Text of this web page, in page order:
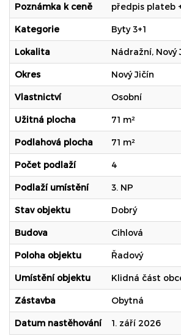
Poznámka k ceně předpis plateb
Kategorie Byty 3+1
Lokalita Nádražní, Nový
Okres Nový Jičín
Vlastnictví Osobní
Užitná plocha 71 m²
Podlahová plocha 71 m²
Počet podlaží 4
Podlaží umístění 3. NP
Stav objektu Dobrý
Budova Cihlová
Poloha objektu Řadový
Umístění objektu Klidná část
Zástavba Obytná
Datum nastěhování 1. září 2026